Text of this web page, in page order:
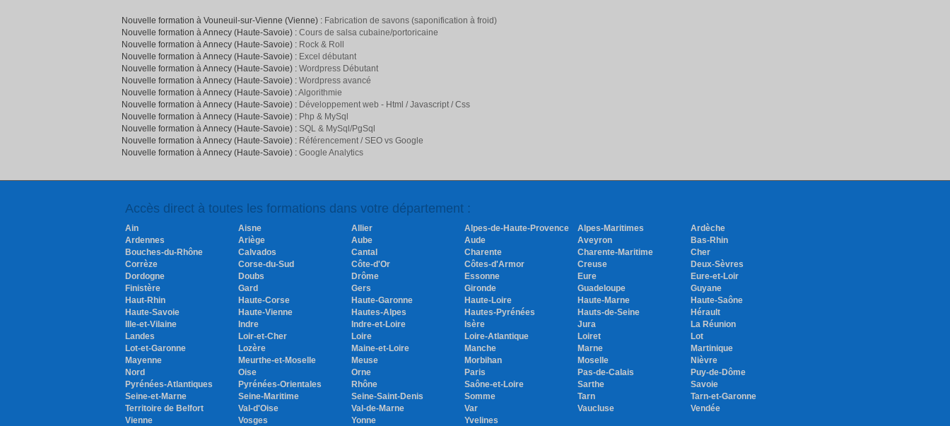
Nouvelle formation à Vouneuil-sur-Vienne (Vienne) : Fabrication de savons (saponification à froid)
Nouvelle formation à Annecy (Haute-Savoie) : Cours de salsa cubaine/portoricaine
Nouvelle formation à Annecy (Haute-Savoie) : Rock & Roll
Nouvelle formation à Annecy (Haute-Savoie) : Excel débutant
Nouvelle formation à Annecy (Haute-Savoie) : Wordpress Débutant
Nouvelle formation à Annecy (Haute-Savoie) : Wordpress avancé
Nouvelle formation à Annecy (Haute-Savoie) :Algorithmie
Nouvelle formation à Annecy (Haute-Savoie) : Développement web - Html / Javascript / Css
Nouvelle formation à Annecy (Haute-Savoie) : Php & MySql
Nouvelle formation à Annecy (Haute-Savoie) : SQL & MySql/PgSql
Nouvelle formation à Annecy (Haute-Savoie) : Référencement / SEO vs Google
Nouvelle formation à Annecy (Haute-Savoie) : Google Analytics
Accès direct à toutes les formations dans votre département :
Ain Aisne Allier Alpes-de-Haute-Provence Alpes-Maritimes
Ardèche
Ardennes
Ariège Aube Aude Aveyron
Bas-Rhin
Bouches-du-Rhône
Calvados Cantal Charente Charente-Maritime
Cher
Corrèze
Corse-du-Sud Côte-d'Or Côtes-d'Armor Creuse
Deux-Sèvres
Dordogne
Doubs Drôme Essonne Eure
Eure-et-Loir
Finistère
Gard Gers Gironde Guadeloupe
Guyane
Haut-Rhin
Haute-Corse Haute-Garonne Haute-Loire Haute-Marne
Haute-Saône
Haute-Savoie
Haute-Vienne Hautes-Alpes Hautes-Pyrénées Hauts-de-Seine
Hérault
Ille-et-Vilaine
Indre Indre-et-Loire Isère Jura
La Réunion
Landes
Loir-et-Cher Loire Loire-Atlantique Loiret
Lot
Lot-et-Garonne
Lozère Maine-et-Loire Manche Marne
Martinique
Mayenne
Meurthe-et-Moselle Meuse Morbihan Moselle
Nièvre
Nord
Oise Orne Paris Pas-de-Calais
Puy-de-Dôme
Pyrénées-Atlantiques
Pyrénées-Orientales Rhône Saône-et-Loire Sarthe
Savoie
Seine-et-Marne
Seine-Maritime Seine-Saint-Denis Somme Tarn
Tarn-et-Garonne
Territoire de Belfort
Val-d'Oise Val-de-Marne Var Vaucluse
Vendée
Vienne
Vosges Yonne Yvelines